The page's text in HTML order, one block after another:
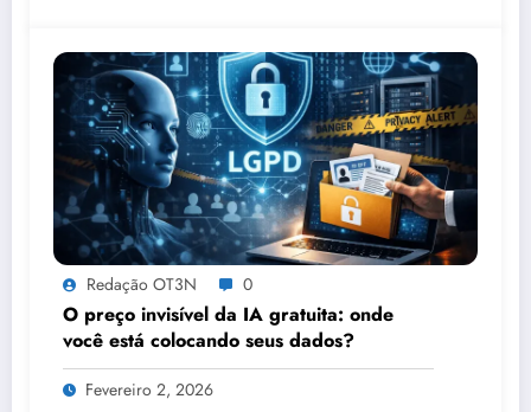
Redação OT3N 0
O preço invisível da IA gratuita: onde
você está colocando seus dados?
Fevereiro 2, 2026